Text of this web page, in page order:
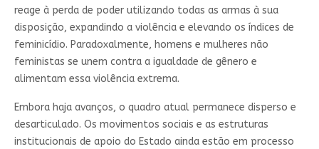
reage à perda de poder utilizando todas as armas à sua
disposição, expandindo a violência e elevando os índices de
feminicídio. Paradoxalmente, homens e mulheres não
feministas se unem contra a igualdade de gênero e
alimentam essa violência extrema.
Embora haja avanços, o quadro atual permanece disperso e
desarticulado. Os movimentos sociais e as estruturas
institucionais de apoio do Estado ainda estão em processo